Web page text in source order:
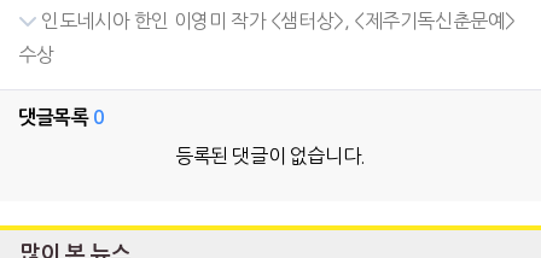
인도네시아 한인 이영미 작가 <샘터상>, <제주기독신춘문예>
수상
댓글목록 0
등록된 댓글이 없습니다.